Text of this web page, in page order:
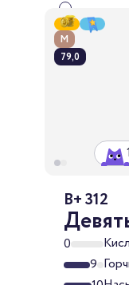
М
79,0
B+ 312
0
9